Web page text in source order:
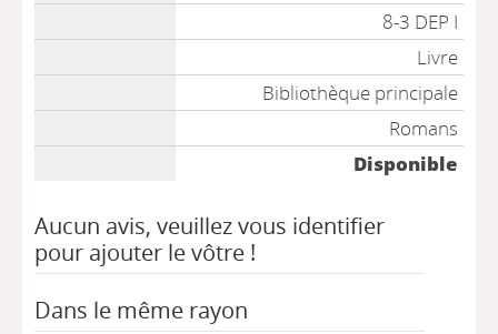
8-3 DEP I
Livre
Bibliothèque principale
Romans
Disponible
Aucun avis, veuillez vous identifier
pour ajouter le vôtre !
Dans le même rayon